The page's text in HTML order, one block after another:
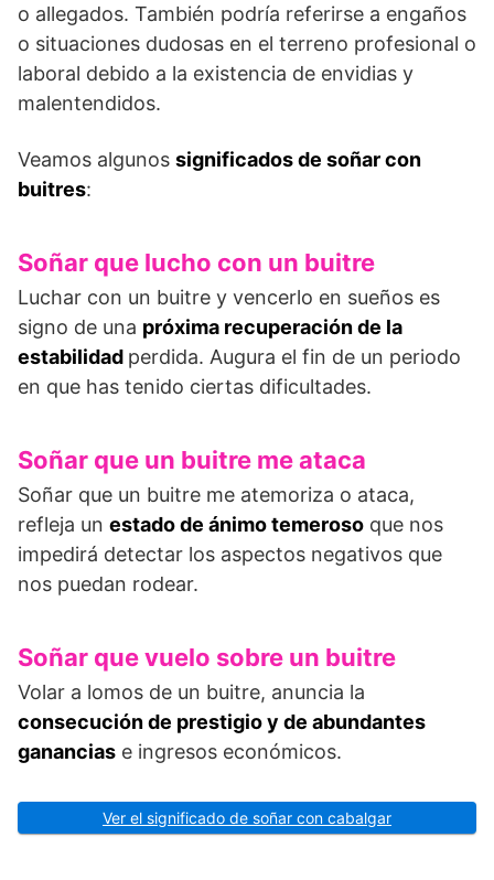
o allegados. También podría referirse a engaños
o situaciones dudosas en el terreno profesional o
laboral debido a la existencia de envidias y
malentendidos.
Veamos algunos significados de soñar con
buitres:
Soñar que lucho con un buitre
Luchar con un buitre y vencerlo en sueños es
signo de una próxima recuperación de la
estabilidad perdida. Augura el fin de un periodo
en que has tenido ciertas dificultades.
Soñar que un buitre me ataca
Soñar que un buitre me atemoriza o ataca,
refleja un estado de ánimo temeroso que nos
impedirá detectar los aspectos negativos que
nos puedan rodear.
Soñar que vuelo sobre un buitre
Volar a lomos de un buitre, anuncia la
consecución de prestigio y de abundantes
ganancias e ingresos económicos.
Ver el significado de soñar con cabalgar